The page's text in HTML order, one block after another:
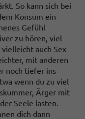
So kann sich bei
Konsum ein
Gefühl
zu hören, viel
auch Sex
mit anderen
noch tiefer ins
wenn du zu viel
Ärger mit
Seele lasten.
dich dann